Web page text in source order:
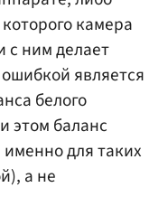
камера
с ним делает
является
белого
этом баланс
для таких
а не